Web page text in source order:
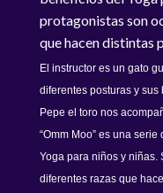
protagonistas son
que hacen distintas
pueden replicar en
El instructor es un gato
diferentes posturas y
Pepe el toro nos
“Omm Moo” es una
Yoga para niños y niñas.
diferentes razas que